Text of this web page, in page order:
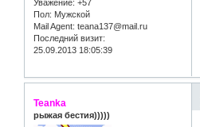
Уважение: +57
Пол: Мужской
Mail Agent: teana137@mail.ru
Последний визит:
25.09.2013 18:05:39
Teanka
рыжая бестия)))))